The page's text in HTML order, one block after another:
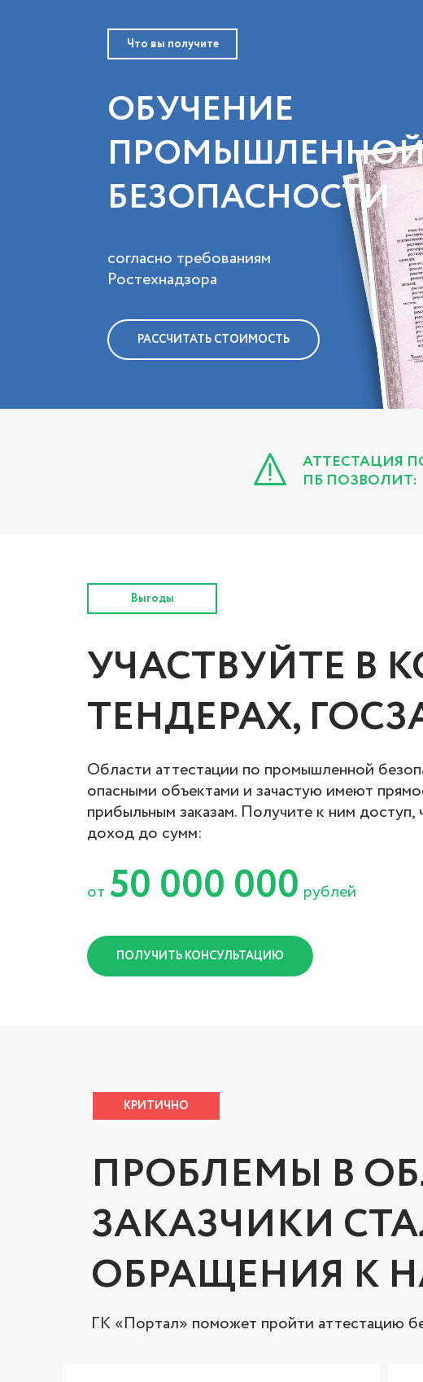
Что вы получите
ОБУЧЕНИЕ
БЕЗОПАСНОСТИ
согласно требованиям
Ростехнадзора
РАССЧИТАТЬ СТОИМОСТЬ
АТТЕСТАЦИЯ
ПБ ПОЗВОЛИТ:
Выгоды
УЧАСТВУЙТЕ В
ТЕНДЕРАХ,
Области аттестации по промышленной
опасными объектами и зачастую имеют
прибыльным заказам. Получите к ним
доход до сумм:
от 50 000 000 рублей
ПОЛУЧИТЬ КОНСУЛЬТАЦИЮ
КРИТИЧНО
ПРОБЛЕМЫ В
ЗАКАЗЧИКИ
ОБРАЩЕНИЯ К
ГК «Портал» поможет пройти аттестацию